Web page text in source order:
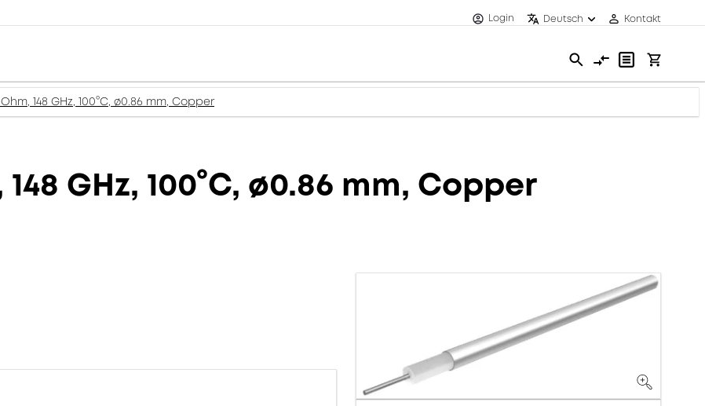
Login Deutsch Kontakt
148 GHz, 100°C, ø0.86 mm, Copper
GHz, 100°C, ø0.86 mm, Copper